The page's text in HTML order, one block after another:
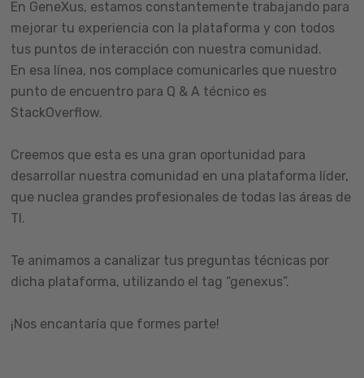
En GeneXus, estamos constantemente trabajando para
mejorar tu experiencia con la plataforma y con todos
tus puntos de interacción con nuestra comunidad.
En esa línea, nos complace comunicarles que nuestro
punto de encuentro para Q & A técnico es
StackOverflow.
Creemos que esta es una gran oportunidad para
desarrollar nuestra comunidad en una plataforma líder,
que nuclea grandes profesionales de todas las áreas de
TI.
Te animamos a canalizar tus preguntas técnicas por
dicha plataforma, utilizando el tag “genexus”.
¡Nos encantaría que formes parte!